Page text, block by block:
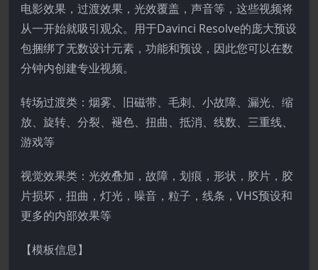
电影效果，过渡效果，光效覆盖，声音等，这些视频将
从一开始就吸引观众。用于Davinci Resolve的庞大预设
包捆绑了无数设计元素，功能和预设，因此您可以在数
分钟内创建专业视频。
转场过渡类：烟雾、旧磁带、毛刺、小故障、漏光、缩
放、旋转、分裂、褪色、扭曲、抵消、线数、三重线、
游戏等
视觉效果类：光效叠加，故障，划痕，形状，胶片，胶
片损坏，扭曲，灯光，噪音，粒子，线条，VHS预设和
更多的内部效果等
【模板信息】